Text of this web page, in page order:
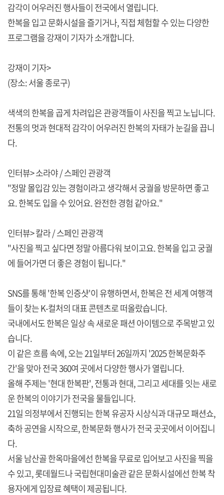
감각이 어우러진 행사들이 전국에서 열립니다.
한복을 입고 문화시설을 즐기거나, 직접 체험할 수 있는 다양한
프로그램을 강재이 기자가 소개합니다.
강재이 기자>
(장소: 서울 종로구)
색색의 한복을 곱게 차려입은 관광객들이 사진을 찍고 노닙니다.
전통의 멋과 현대적 감각이 어우러진 한복의 자태가 눈길을 끕니
다.
인터뷰> 소라야 / 스페인 관광객
"정말 몰입감 있는 경험이라고 생각해서 궁궐을 방문하면 좋고
요. 한복도 입을 수 있어요. 완전한 경험 같아요."
인터뷰> 칼라 / 스페인 관광객
"사진을 찍고 싶다면 정말 아름다워 보이고요. 한복을 입고 궁궐
에 들어가면 더 좋은 경험이 됩니다."
SNS를 통해 '한복 인증샷'이 유행하면서, 한복은 전 세계 여행객
들이 찾는 K-컬처의 대표 콘텐츠로 떠올랐습니다.
국내에서도 한복은 일상 속 새로운 패션 아이템으로 주목받고 있
습니다.
이 같은 흐름 속에, 오는 21일부터 26일까지 '2025 한복문화주
간'을 맞아 전국 360여 곳에서 다양한 행사가 열립니다.
올해 주제는 '현대 한복판', 전통과 현대, 그리고 세대를 잇는 새로
운 한복의 이야기가 전국을 물들입니다.
21일 의정부에서 진행되는 한복 유공자 시상식과 대규모 패션쇼,
축하 공연을 시작으로, 한복문화 행사가 전국 곳곳에서 이어집니
다.
서울 남산골 한옥마을에선 한복을 무료로 입어보고 사진을 찍을
수 있고, 롯데월드나 국립현대미술관 같은 문화시설에선 한복 착
용자에게 입장료 혜택이 제공됩니다.